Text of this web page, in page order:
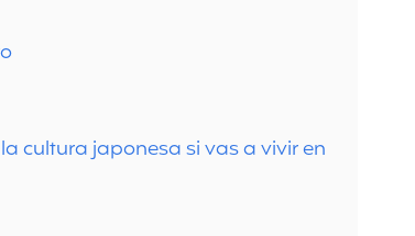
cultura japonesa si vas a vivir en